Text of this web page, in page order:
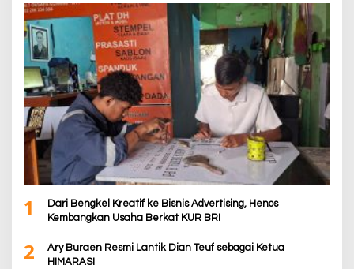
1
Dari Bengkel Kreatif ke Bisnis Advertising, Henos
Kembangkan Usaha Berkat KUR BRI
2
Ary Buraen Resmi Lantik Dian Teuf sebagai Ketua
HIMARASI